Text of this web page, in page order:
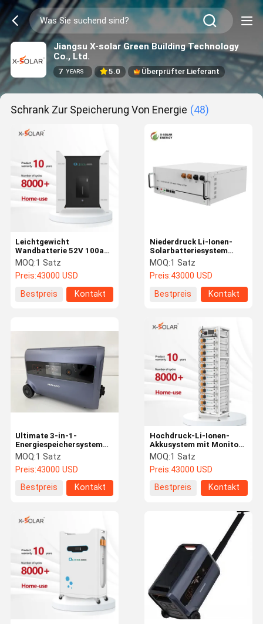
Jiangsu X-solar Green Building Technology
Co., Ltd.
7 YEARS 5.0 Überprüfter Lieferant
Schrank Zur Speicherung Von Energie (48)
Leichtgewicht
Wandbatterie 52V 100ah
Energiespeichersystem
MOQ:1 Satz
Preis:43000 USD
Bestpreis
Kontakt
Niederdruck Li-Ionen-
Solarbatteriesystem
44,8V Lithium-Ionen-
Solarbatterienbank
MOQ:1 Satz
Preis:43000 USD
Bestpreis
Kontakt
Ultimate 3-in-1-
Energiespeichersystem
für Zuhause Balkon
Solarkraftwerk
MOQ:1 Satz
Preis:43000 USD
Bestpreis
Kontakt
Hochdruck-Li-Ionen-
Akkusystem mit Monitor
30 kWh/100 kWh
MOQ:1 Satz
Preis:43000 USD
Bestpreis
Kontakt